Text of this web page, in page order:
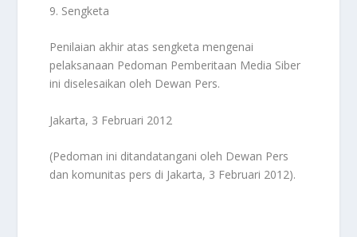
9. Sengketa
Penilaian akhir atas sengketa mengenai
pelaksanaan Pedoman Pemberitaan Media Siber
ini diselesaikan oleh Dewan Pers.
Jakarta, 3 Februari 2012
(Pedoman ini ditandatangani oleh Dewan Pers
dan komunitas pers di Jakarta, 3 Februari 2012).